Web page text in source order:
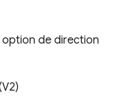
de direction